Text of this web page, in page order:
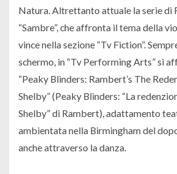
Natura. Altrettanto attuale la serie di
“Sambre”, che affronta il tema della
vince nella sezione “Tv Fiction”.
schermo, in “Tv Performing Arts” si
“Peaky Blinders: Rambert’s The
Shelby” (Peaky Blinders: “La
Shelby” di Rambert), adattamento
ambientata nella Birmingham del
anche attraverso la danza.